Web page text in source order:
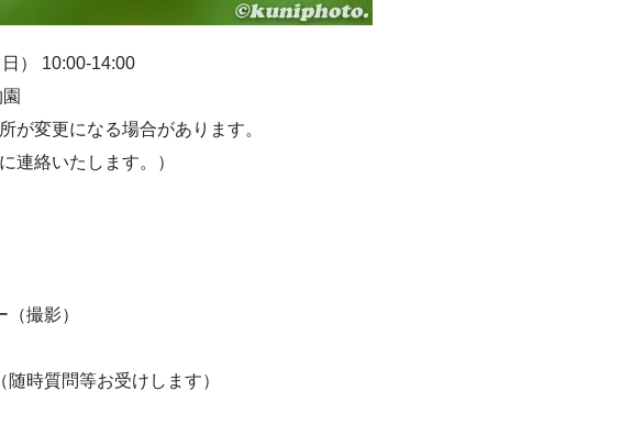
） 10:00-14:00
が変更になる場合があります。
連絡いたします。）
撮影）
時質問等お受けします）